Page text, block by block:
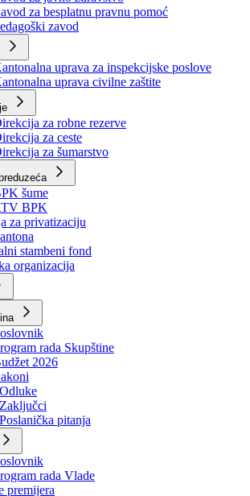
zdravstvenog osiguranja
Zavod za javno zdravstvo
za besplatnu pravnu pomoć
zavod
uprava za inspekcijske poslove
uprava civilne zaštite
Direkcija za robne rezerve
za ceste
za šumarstvo
šume
BPK
za privatizaciju
stambeni fond
organizacija
rada Skupštine
2026
*Odluke
pitanja